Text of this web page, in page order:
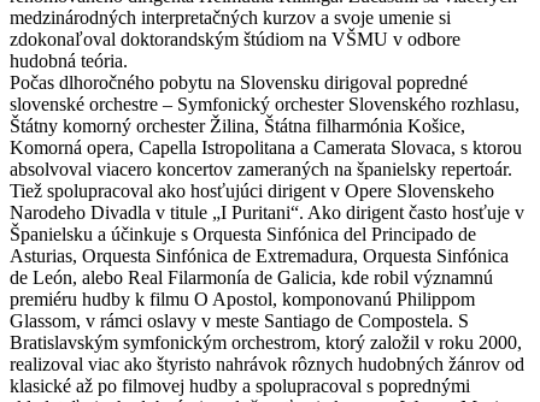
medzinárodných interpretačných kurzov a svoje umenie si
zdokonaľoval doktorandským štúdiom na VŠMU v odbore
hudobná teória.
Počas dlhoročného pobytu na Slovensku dirigoval popredné
slovenské orchestre – Symfonický orchester Slovenského rozhlasu,
Štátny komorný orchester Žilina, Štátna filharmónia Košice,
Komorná opera, Capella Istropolitana a Camerata Slovaca, s ktorou
absolvoval viacero koncertov zameraných na španielsky repertoár.
Tiež spolupracoval ako hosťujúci dirigent v Opere Slovenskeho
Narodeho Divadla v titule „I Puritani“. Ako dirigent často hosťuje v
Španielsku a účinkuje s Orquesta Sinfónica del Principado de
Asturias, Orquesta Sinfónica de Extremadura, Orquesta Sinfónica
de León, alebo Real Filarmonía de Galicia, kde robil významnú
premiéru hudby k filmu O Apostol, komponovanú Philippom
Glassom, v rámci oslavy v meste Santiago de Compostela. S
Bratislavským symfonickým orchestrom, ktorý založil v roku 2000,
realizoval viac ako štyristo nahrávok rôznych hudobných žánrov od
klasické až po filmovej hudby a spolupracoval s poprednými